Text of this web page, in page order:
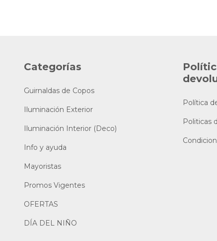
Categorías
Guirnaldas de Copos
Iluminación Exterior
Iluminación Interior (Deco)
Info y ayuda
Mayoristas
Promos Vigentes
OFERTAS
DÍA DEL NIÑO
Política
Politicas